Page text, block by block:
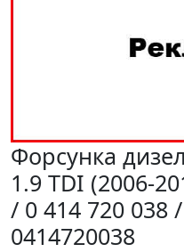
Форсунка
1.9 TDI (2006-
/ 0 414 720 038
0414720038